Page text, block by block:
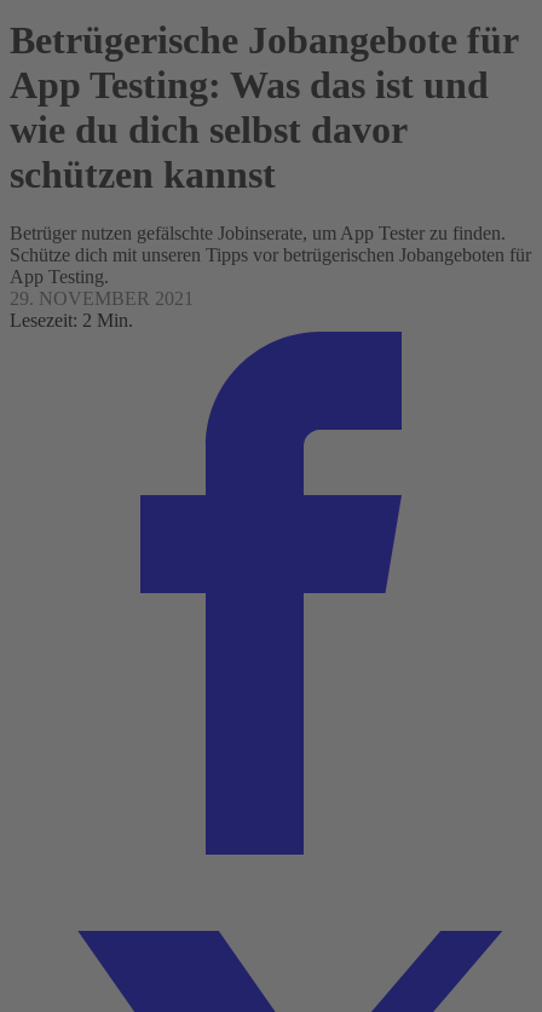
Betrügerische Jobangebote für
App Testing: Was das ist und
wie du dich selbst davor
schützen kannst
Betrüger nutzen gefälschte Jobinserate, um App Tester zu finden.
Schütze dich mit unseren Tipps vor betrügerischen Jobangeboten für
App Testing.
29. NOVEMBER 2021
Lesezeit: 2 Min.